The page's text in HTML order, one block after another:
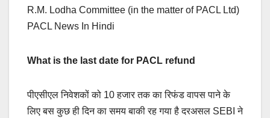
R.M. Lodha Committee (in the matter of PACL Ltd)
PACL News In Hindi
What is the last date for PACL refund
पीएसीएल निवेशकों को 10 हजार तक का रिफंड वापस पाने के
लिए बस कुछ ही दिन का समय बाकी रह गया है दरअसल SEBI ने